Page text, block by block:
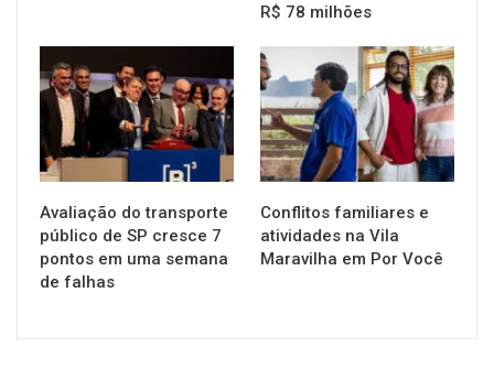
R$ 78 milhões
NOTÍCIAS
Avaliação do transporte
público de SP cresce 7
pontos em uma semana
de falhas
NOTÍCIAS
Conflitos familiares e
atividades na Vila
Maravilha em Por Você